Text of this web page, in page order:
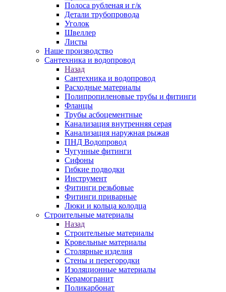
Полоса рубленая и г/к
Детали трубопровода
Уголок
Швеллер
Листы
Наше производство
Сантехника и водопровод
Назад
Сантехника и водопровод
Расходные материалы
Полипропиленовые трубы и фитинги
Фланцы
Трубы асбоцементные
Канализация внутренняя серая
Канализация наружная рыжая
ПНД Водопровод
Чугунные фитинги
Сифоны
Гибкие подводки
Инструмент
Фитинги резьбовые
Фитинги приварные
Люки и кольца колодца
Строительные материалы
Назад
Строительные материалы
Кровельные материалы
Столярные изделия
Стены и перегородки
Изоляционные материалы
Керамогранит
Поликарбонат